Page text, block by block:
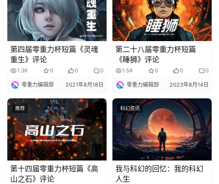
说
库
第四届零重力杯短篇《灵魂
重生》评论
1.3K 0 0 0
零重力编辑部 2021年8月18日
第二十八届零重力杯短篇
《睡狮》评论
1.5K 0 0 0
零重力编辑部 2023年8月14日
推荐
第十四届零重力杯短篇《高
山之石》评论
科幻资讯
我与科幻的回忆：我的科幻
人生